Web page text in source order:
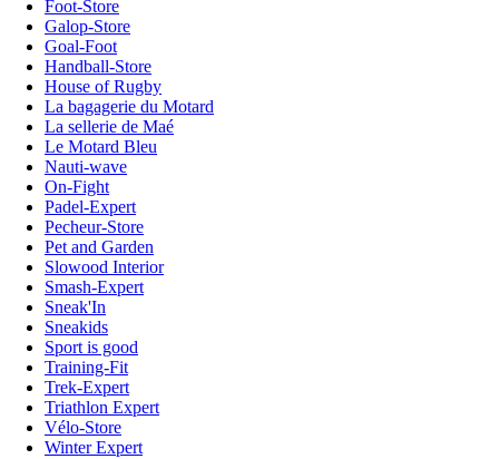
Foot-Store
Galop-Store
Goal-Foot
Handball-Store
House of Rugby
La bagagerie du Motard
La sellerie de Maé
Le Motard Bleu
Nauti-wave
On-Fight
Padel-Expert
Pecheur-Store
Pet and Garden
Slowood Interior
Smash-Expert
Sneak'In
Sneakids
Sport is good
Training-Fit
Trek-Expert
Triathlon Expert
Vélo-Store
Winter Expert